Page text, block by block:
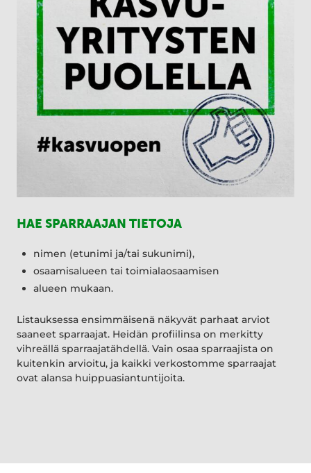
HAE SPARRAAJAN TIETOJA
nimen (etunimi ja/tai sukunimi),
osaamisalueen tai toimialaosaamisen
alueen mukaan.
Listauksessa ensimmäisenä näkyvät parhaat arviot
saaneet sparraajat. Heidän profiilinsa on merkitty
vihreällä sparraajatähdellä. Vain osaa sparraajista on
kuitenkin arvioitu, ja kaikki verkostomme sparraajat
ovat alansa huippuasiantuntijoita.